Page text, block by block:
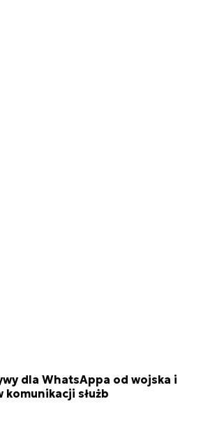
dla WhatsAppa od wojska i
komunikacji służb